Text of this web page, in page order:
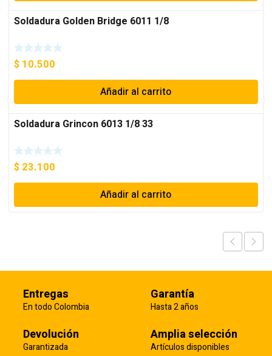
Soldadura Golden Bridge 6011 1/8
$ 10.500
Añadir al carrito
Soldadura Grincon 6013 1/8 33
$ 23.100
Añadir al carrito
Entregas
En todo Colombia
Garantía
Hasta 2 años
Devolución
Garantizada
Amplia selección
Artículos disponibles